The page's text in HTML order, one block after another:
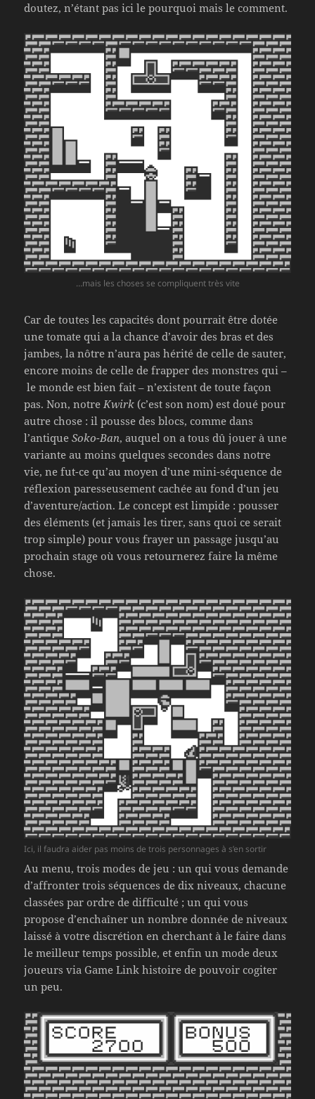
doutez, n’étant pas ici le pourquoi mais le comment.
…mais les choses se compliquent très vite
Car de toutes les capacités dont pourrait être dotée
une tomate qui a la chance d’avoir des bras et des
jambes, la nôtre n’aura pas hérité de celle de sauter,
encore moins de celle de frapper des monstres qui –
le monde est bien fait – n’existent de toute façon
pas. Non, notreKwirk (c’est son nom) est doué pour
autre chose : il pousse des blocs, comme dans
l’antiqueSoko-Ban, auquel on a tous dû jouer à une
variante au moins quelques secondes dans notre
vie, ne fut-ce qu’au moyen d’une mini-séquence de
réflexion paresseusement cachée au fond d’un jeu
d’aventure/action. Le concept est limpide : pousser
des éléments (et jamais les tirer, sans quoi ce serait
trop simple) pour vous frayer un passage jusqu’au
prochain stage où vous retournerez faire la même
chose.
Ici, il faudra aider pas moins de trois personnages à s’en sortir
Au menu, trois modes de jeu : un qui vous demande
d’affronter trois séquences de dix niveaux, chacune
classées par ordre de difficulté ; un qui vous
propose d’enchaîner un nombre donnée de niveaux
laissé à votre discrétion en cherchant à le faire dans
le meilleur temps possible, et enfin un mode deux
joueurs via Game Link histoire de pouvoir cogiter
un peu.